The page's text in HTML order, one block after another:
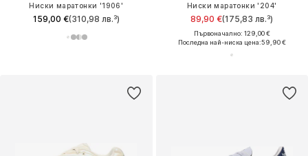
Ниски маратонки '1906'
159,00 €(310,98 лв.³)
Ниски маратонки '204'
89,90 €(175,83 лв.³)
Първоначално: 129,00 €
Последна най-ниска цена:59,90 €